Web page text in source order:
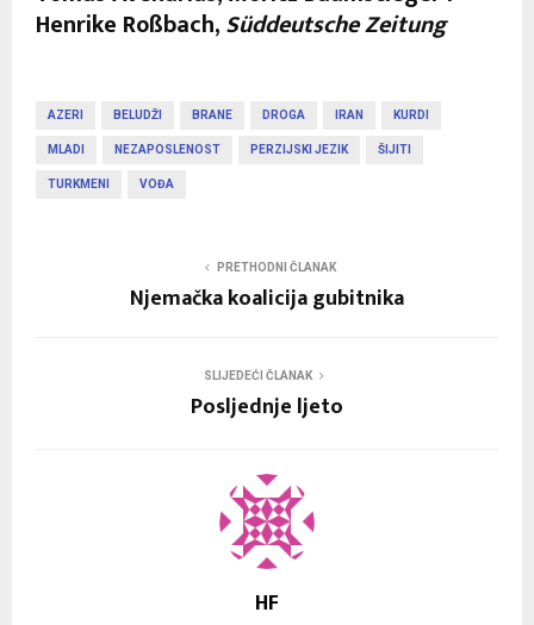
Henrike Roßbach,Süddeutsche Zeitung
AZERI BELUDŽI BRANE DROGA IRAN KURDI
MLADI NEZAPOSLENOST PERZIJSKI JEZIK ŠIJITI
TURKMENI VOĐA
PRETHODNI ČLANAK
Njemačka koalicija gubitnika
SLIJEDEĆI ČLANAK
Posljednje ljeto
HF